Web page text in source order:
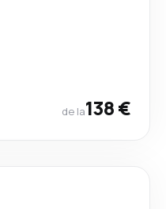
de la138 €